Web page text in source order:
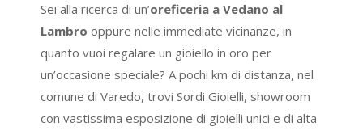
Sei alla ricerca di un’oreficeria a Vedano al
Lambro oppure nelle immediate vicinanze, in
quanto vuoi regalare un gioiello in oro per
un’occasione speciale? A pochi km di distanza, nel
comune di Varedo, trovi Sordi Gioielli, showroom
con vastissima esposizione di gioielli unici e di alta